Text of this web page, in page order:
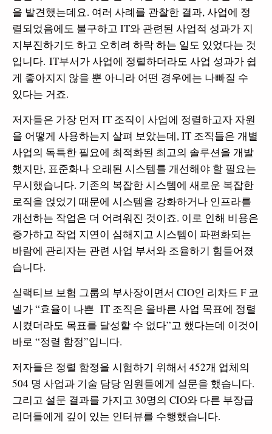
을 발견했는데요. 여러 사례를 관찰한 결과, 사업에 정
렬되었음에도 불구하고 IT와 관련된 사업적 성과가 지
지부진하기도 하고 오히려 하락 하는 일도 있었다는 것
입니다. IT부서가 사업에 정렬하더라도 사업 성과가 쉽
게 좋아지지 않을 뿐 아니라 어떤 경우에는 나빠질 수
있다는 거죠.
저자들은 가장 먼저 IT 조직이 사업에 정렬하고자 자원
을 어떻게 사용하는지 살펴 보았는데, IT 조직들은 개별
사업의 독특한 필요에 최적화된 최고의 솔루션을 개발
했지만, 표준화나 오래된 시스템를 개선해야 할 필요는
무시했습니다. 기존의 복잡한 시스템에 새로운 복잡한
로직을 얹었기 때문에 시스템을 강화하거나 인프라를
개선하는 작업은 더 어려워진 것이죠. 이로 인해 비용은
증가하고 작업 지연이 심해지고 시스템이 파편화되는
바람에 관리자는 관련 사업 부서와 조율하기 힘들어졌
습니다.
실랙티브 보험 그룹의 부사장이면서 CIO인 리차드 F 코
넬가 “효율이 나쁜 IT 조직은 올바른 사업 목표에 정렬
시켰더라도 목표를 달성할 수 없다”고 했다는데 이것이
바로 “정렬 함정”입니다.
저자들은 정렬 함정을 시험하기 위해서 452개 업체의
504 명 사업과 기술 담당 임원들에게 설문을 했습니다.
그리고 설문 결과를 가지고 30명의 CIO와 다른 부장급
리더들에게 깊이 있는 인터뷰를 수행했습니다.